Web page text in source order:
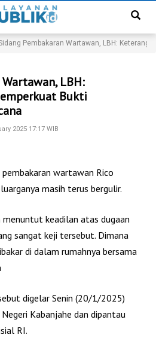
Pembakaran Wartawan, LBH:
LBH:
Bukti
2025 17:17 WIB
pembakaran wartawan Rico
masih terus bergulir.
menuntut keadilan atas dugaan
sangat keji tersebut. Dimana
di dalam rumahnya bersama
digelar Senin (20/1/2025)
Kabanjahe dan dipantau
RI.